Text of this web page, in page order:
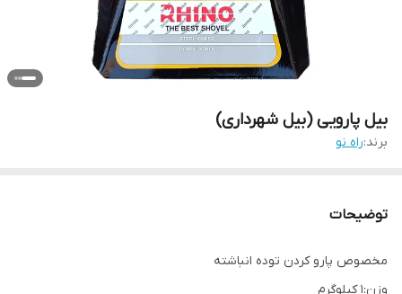
بیل پارویی (بیل شهرداری)
برند:راه نو
توضیحات
مخصوص پارو کردن توده انباشته
وزن:1 کیلوگرم